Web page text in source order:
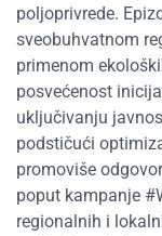
poljoprivrede.
sveobuhvatnom
primenom
posvećenost
uključivanju
podstičući
promoviše
poput kampanje
regionalnih i